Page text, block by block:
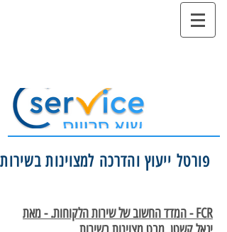
פורטל ייעוץ והדרכה למצוינות בשירות
FCR - המדד החשוב של שירות הלקוחות. - מאת